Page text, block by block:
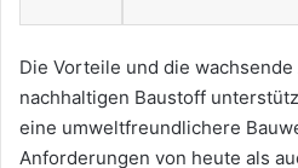
Die Vorteile und die
nachhaltigen Baustoff
eine umweltfreundlichere
Anforderungen von heute als